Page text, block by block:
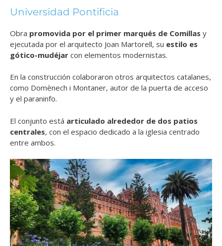
Universidad Pontificia
Obra promovida por el primer marqués de Comillas y
ejecutada por el arquitecto Joan Martorell, su estilo es
gótico-mudéjar con elementos modernistas.
En la construcción colaboraron otros arquitectos catalanes,
como Domènech i Montaner, autor de la puerta de acceso
y el paraninfo.
El conjunto está articulado alrededor de dos patios
centrales, con el espacio dedicado a la iglesia centrado
entre ambos.